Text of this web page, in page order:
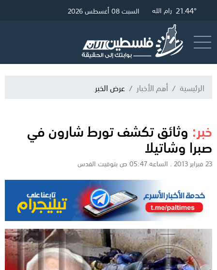
27.1° غزة21.68° القدس 21.44° رام الله السبت 08 أغسطس 2026
الرئيسية أهم الأخبار عرض الخبر
خبر: وثائق تكشف تورط شارون في
صبرا وشاتيلا
23 فبراير 2013 . الساعة 05:47 ص بتوقيت القدس